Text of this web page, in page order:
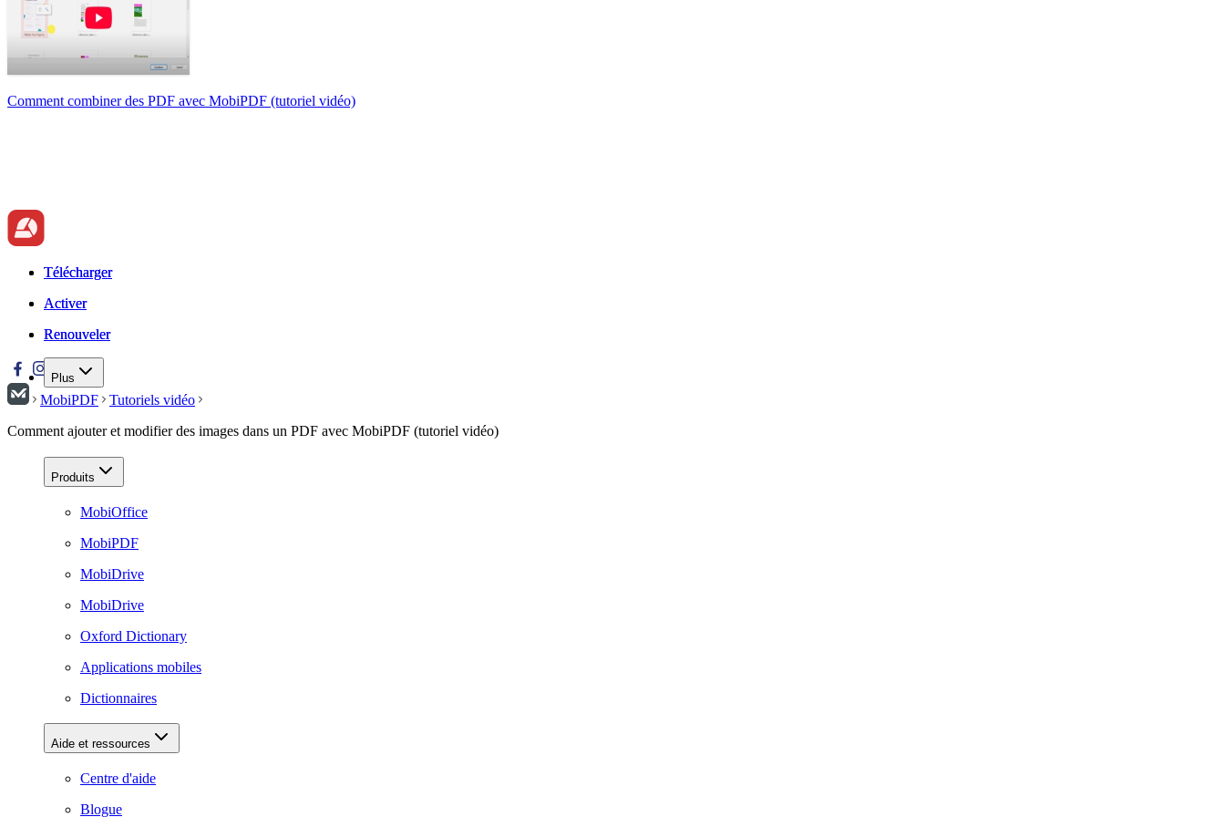
Comment combiner des PDF avec MobiPDF (tutoriel vidéo)
Télécharger
Activer
Renouveler
Plus
Télécharger
Activer
Renouveler
MobiPDF
Tutoriels vidéo
Comment ajouter et modifier des images dans un PDF avec MobiPDF (tutoriel vidéo)
Produits
MobiOffice
MobiPDF
MobiDrive
MobiDrive
Oxford Dictionary
Applications mobiles
Dictionnaires
Aide et ressources
Centre d'aide
Blogue